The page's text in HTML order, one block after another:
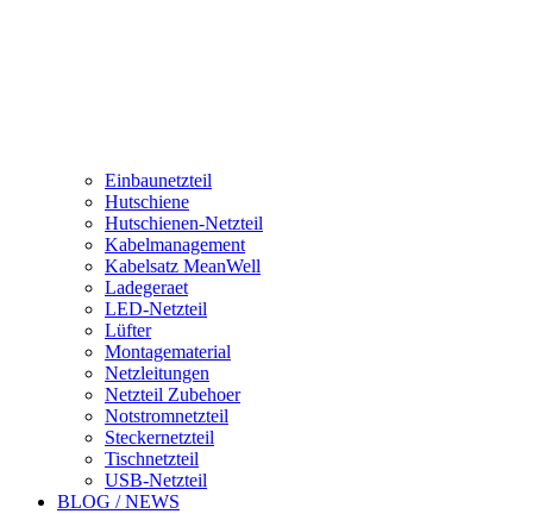
Einbaunetzteil
Hutschiene
Hutschienen-Netzteil
Kabelmanagement
Kabelsatz MeanWell
Ladegeraet
LED-Netzteil
Lüfter
Montagematerial
Netzleitungen
Netzteil Zubehoer
Notstromnetzteil
Steckernetzteil
Tischnetzteil
USB-Netzteil
BLOG / NEWS